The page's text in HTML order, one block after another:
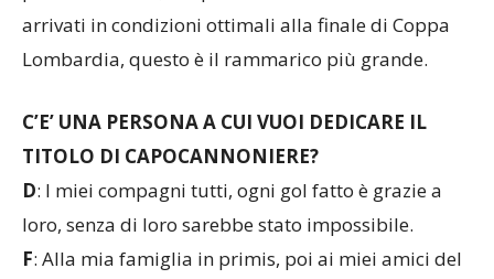
arrivati in condizioni ottimali alla finale di Coppa
Lombardia, questo è il rammarico più grande.
C’E’ UNA PERSONA A CUI VUOI DEDICARE IL
TITOLO DI CAPOCANNONIERE?
D: I miei compagni tutti, ogni gol fatto è grazie a
loro, senza di loro sarebbe stato impossibile.
F: Alla mia famiglia in primis, poi ai miei amici del